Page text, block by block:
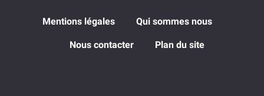
Mentions légales Qui sommes nous
Nous contacter Plan du site